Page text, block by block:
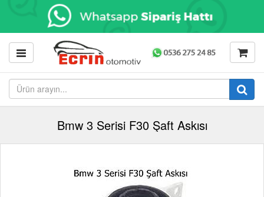
Bmw 3 Serisi F30 Şaft Askısı